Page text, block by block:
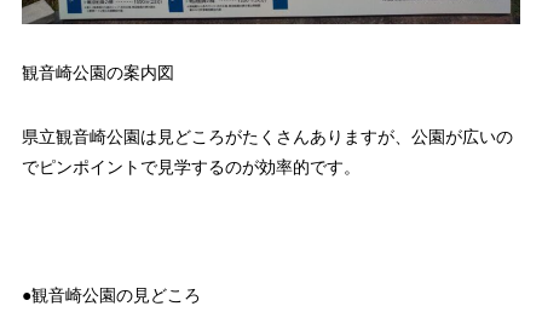
観音崎公園の案内図
県立観音崎公園は見どころがたくさんありますが、公園が広いの
でピンポイントで見学するのが効率的です。
●観音崎公園の見どころ